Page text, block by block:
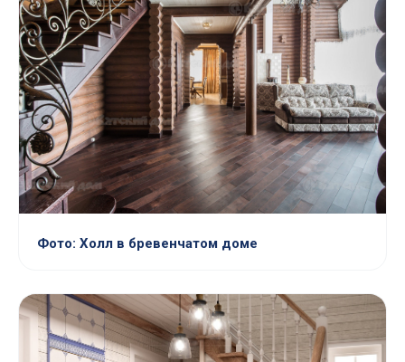
Фото: Холл в бревенчатом доме